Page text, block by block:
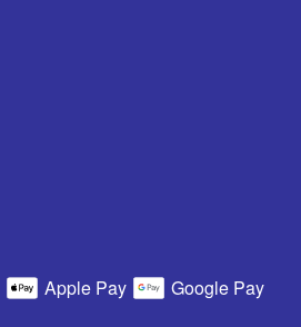
Apple Pay Google Pay